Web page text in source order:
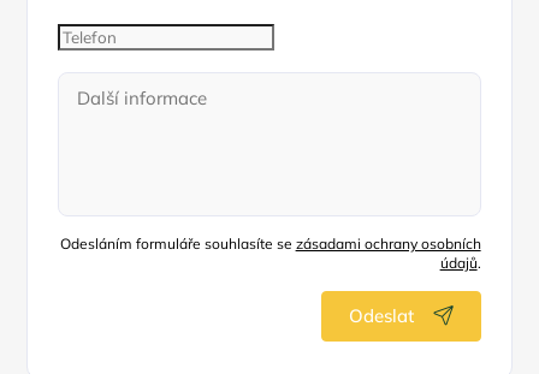
Odesláním formuláře souhlasíte se zásadami ochrany osobních
údajů.
Odeslat